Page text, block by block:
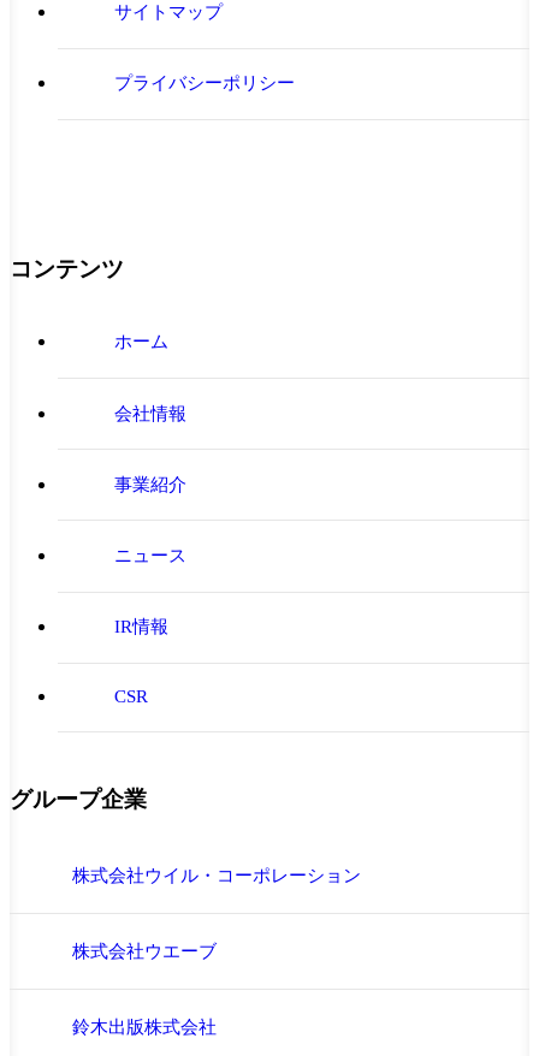
サイトマップ
プライバシーポリシー
コンテンツ
ホーム
会社情報
事業紹介
ニュース
IR情報
CSR
グループ企業
株式会社ウイル・コーポレーション
株式会社ウエーブ
鈴木出版株式会社